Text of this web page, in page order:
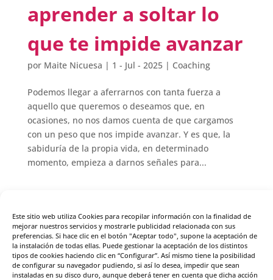
Este sitio web utiliza Cookies para recopilar información con la finalidad de
mejorar nuestros servicios y mostrarle publicidad relacionada con sus
preferencias. Si hace clic en el botón "Aceptar todo", supone la aceptación de
la instalación de todas ellas. Puede gestionar la aceptación de los distintos
tipos de cookies haciendo clic en “Configurar”. Así mismo tiene la posibilidad
de configurar su navegador pudiendo, si así lo desea, impedir que sean
instaladas en su disco duro, aunque deberá tener en cuenta que dicha acción
aprender a soltar lo
que te impide avanzar
por Maite Nicuesa | 1 - Jul - 2025| Coaching
Podemos llegar a aferrarnos con tanta fuerza a
aquello que queremos o deseamos que, en
ocasiones, no nos damos cuenta de que cargamos
con un peso que nos impide avanzar. Y es que, la
sabiduría de la propia vida, en determinado
momento, empieza a darnos señales para...
Página 9 de 61
Primera
« ... 8 9 10 ... » Última »
Cursos destacados